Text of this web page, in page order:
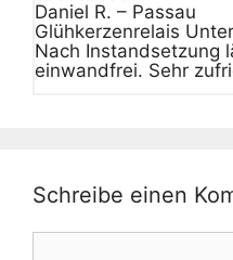
Daniel R. – Passau
Glühkerzenrelais
Nach Instandsetzung
einwandfrei. Sehr
Schreibe einen